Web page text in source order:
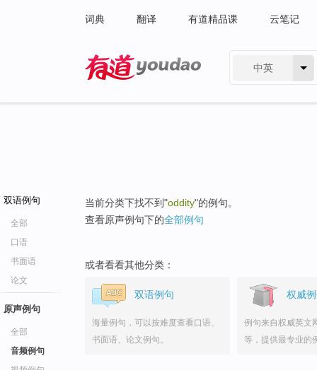
词典 翻译 有道精品课 云笔记
中英
双语例句
全部
口语
书面语
论文
原声例句
全部
音频例句
当前分类下找不到"oddity"的例句。
查看原声例句下的全部例句
或者看看其他分类：
双语例句
海量例句，可以按难度查看口语、
书面语、论文例句。
权威
例句来自权威英文
等，提供最专业的